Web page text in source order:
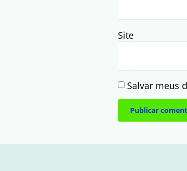
Site
Salvar meus